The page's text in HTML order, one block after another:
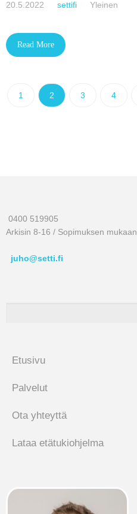
20.5.2022 settifi Yleinen
Read More
1 2 3 4
0400 519905
Arkisin 8-16 / Sopimuksen mukaan
juho@setti.fi
Etusivu
Palvelut
Ota yhteyttä
Lataa etätukiohjelma